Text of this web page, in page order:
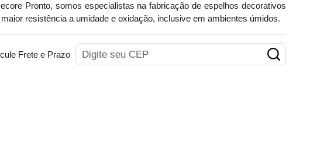
Pronto, somos especialistas na fabricação de espelhos decorativos
resistência a umidade e oxidação, inclusive em ambientes úmidos.
Frete e Prazo